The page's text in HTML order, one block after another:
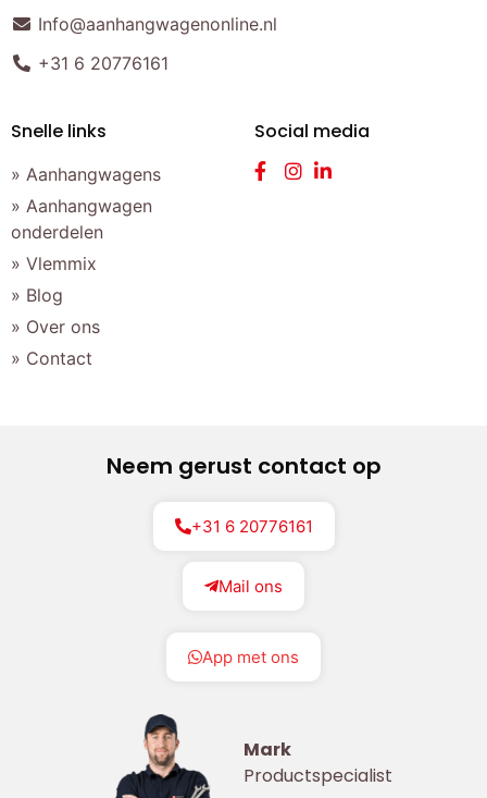
Info@aanhangwagenonline.nl
+31 6 20776161
Snelle links
» Aanhangwagens
» Aanhangwagen
onderdelen
» Vlemmix
» Blog
» Over ons
» Contact
Social media
Neem gerust contact op
+31 6 20776161
Mail ons
App met ons
Mark
Productspecialist